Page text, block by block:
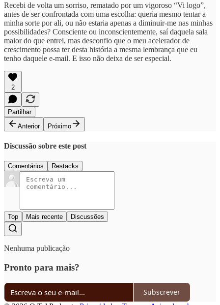
Recebi de volta um sorriso, rematado por um vigoroso “Vi logo”,
antes de ser confrontada com uma escolha: queria mesmo tentar a
minha sorte por ali, ou não estaria apenas a diminuir-me nas minhas
possibilidades? Consciente ou inconscientemente, saí daquela sala
maior do que entrei, mas desconfio que o meu acelerador de
crescimento possa ter desta história a mesma lembrança que eu
tenho daquele e-mail. E isso não deixa de ser especial.
2
Partilhar
Anterior
Próximo
Discussão sobre este post
Comentários Restacks
Top Mais recente Discussões
Nenhuma publicação
Pronto para mais?
Subscrever